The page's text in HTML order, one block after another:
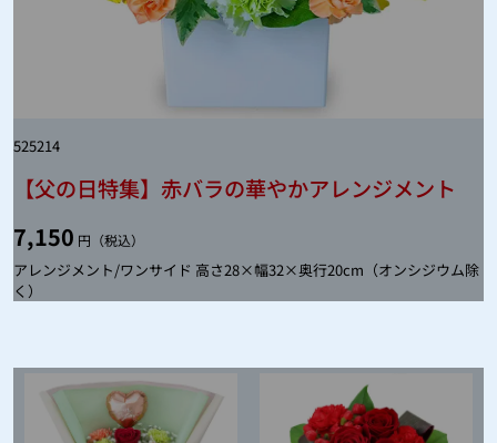
525214
【父の日特集】赤バラの華やかアレンジメント
7,150 円（税込）
アレンジメント/ワンサイド 高さ28×幅32×奥行20cm（オンシジウム除
く）